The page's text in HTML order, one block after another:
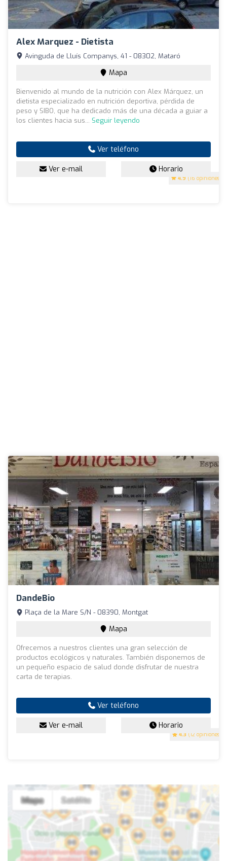
Alex Marquez - Dietista
4.9 (16 opiniones)
Avinguda de Lluís Companys, 41 - 08302, Mataró
Mapa
Bienvenido al mundo de la nutrición con Alex Márquez, un
dietista especializado en nutrición deportiva, pérdida de
peso y SIBO, que ha dedicado más de una década a guiar a
los clientes hacia sus... Seguir leyendo
Ver teléfono
Ver e-mail Horario
DandeBio
4.3 (12 opiniones)
Plaça de la Mare S/N - 08390, Montgat
Mapa
Ofrecemos a nuestros clientes una gran selección de
productos ecológicos y naturales. También disponemos de
un pequeño espacio de salud donde disfrutar de nuestra
carta de terapias.
Ver teléfono
Ver e-mail Horario